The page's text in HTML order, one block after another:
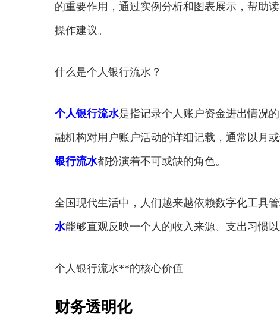
的重要作用，通过实例分析和图表展示，帮助
操作建议。
什么是个人银行流水？
个人银行流水是指记录个人账户资金进出情况
融机构对用户账户活动的详细记载，通常以月
银行流水都扮演着不可或缺的角色。
全国现代生活中，人们越来越依赖数字化工具
水能够直观反映一个人的收入来源、支出习惯
个人银行流水**的核心价值
财务透明化